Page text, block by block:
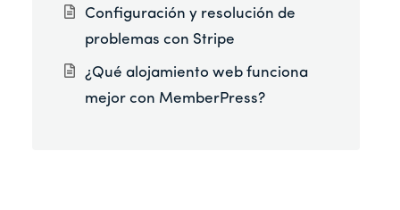
Configuración y resolución de
problemas con Stripe
¿Qué alojamiento web funciona
mejor con MemberPress?